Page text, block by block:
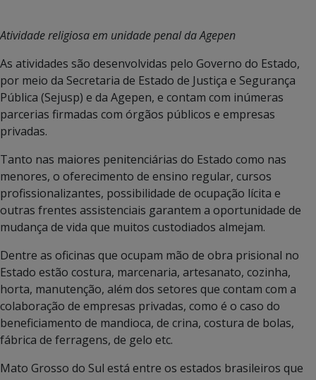
Atividade religiosa em unidade penal da Agepen
As atividades são desenvolvidas pelo Governo do Estado,
por meio da Secretaria de Estado de Justiça e Segurança
Pública (Sejusp) e da Agepen, e contam com inúmeras
parcerias firmadas com órgãos públicos e empresas
privadas.
Tanto nas maiores penitenciárias do Estado como nas
menores, o oferecimento de ensino regular, cursos
profissionalizantes, possibilidade de ocupação lícita e
outras frentes assistenciais garantem a oportunidade de
mudança de vida que muitos custodiados almejam.
Dentre as oficinas que ocupam mão de obra prisional no
Estado estão costura, marcenaria, artesanato, cozinha,
horta, manutenção, além dos setores que contam com a
colaboração de empresas privadas, como é o caso do
beneficiamento de mandioca, de crina, costura de bolas,
fábrica de ferragens, de gelo etc.
Mato Grosso do Sul está entre os estados brasileiros que